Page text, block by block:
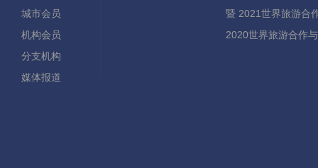
城市会员
机构会员
分支机构
媒体报道
暨 2021世界旅游合
2020世界旅游合作